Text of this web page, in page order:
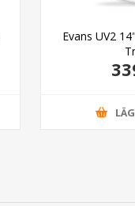
Evans UV2